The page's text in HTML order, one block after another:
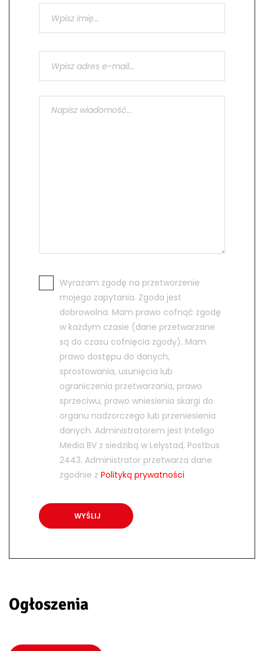
Wyrażam zgodę na przetworzenie
mojego zapytania. Zgoda jest
dobrowolna. Mam prawo cofnąć zgodę
w każdym czasie (dane przetwarzane
są do czasu cofnięcia zgody). Mam
prawo dostępu do danych,
sprostowania, usunięcia lub
ograniczenia przetwarzania, prawo
sprzeciwu, prawo wniesienia skargi do
organu nadzorczego lub przeniesienia
danych. Administratorem jest Inteligo
Media BV z siedzibą w Lelystad, Postbus
2443. Administrator przetwarza dane
zgodnie z Polityką prywatności
Ogłoszenia